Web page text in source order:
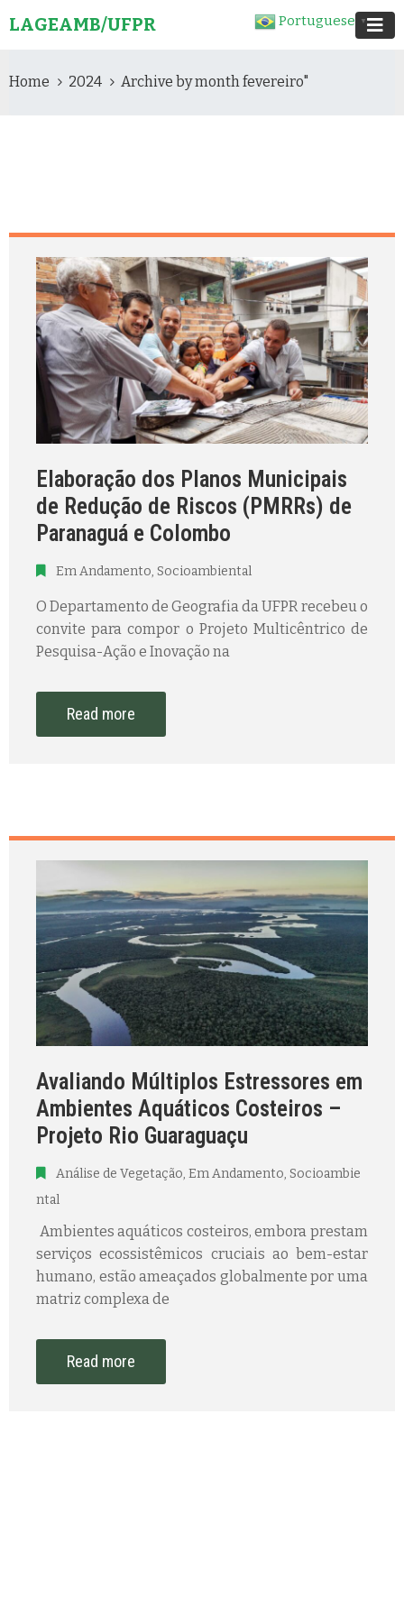
LAGEAMB/UFPR
Home 2024 Archive by month fevereiro"
Elaboração dos Planos Municipais
de Redução de Riscos (PMRRs) de
Paranaguá e Colombo
Em Andamento‚ Socioambiental
O Departamento de Geografia da UFPR recebeu o
convite para compor o Projeto Multicêntrico de
Pesquisa-Ação e Inovação na
Read more
Avaliando Múltiplos Estressores em
Ambientes Aquáticos Costeiros –
Projeto Rio Guaraguaçu
Análise de Vegetação‚ Em Andamento‚ Socioambie
ntal
Ambientes aquáticos costeiros, embora prestam
serviços ecossistêmicos cruciais ao bem-estar
humano, estão ameaçados globalmente por uma
matriz complexa de
Read more
Portuguese ▼